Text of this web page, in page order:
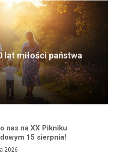
lat miłości państwa
nas na XX Pikniku
15 sierpnia!
2026